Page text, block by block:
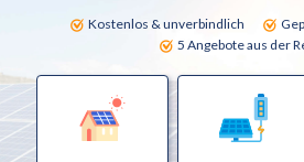
Kostenlos & unverbindlich
5 Angebote aus der